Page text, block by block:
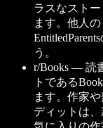
ラスなスト
ます。他人
う。
r/Books — 読
トである
ます。作家
ディットは